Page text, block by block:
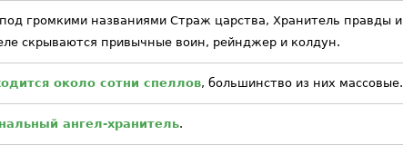
громкими названиями Страж царства, Хранитель правды и
скрываются привычные воин, рейнджер и колдун.
около сотни спеллов, большинство из них массовые.
ангел-хранитель.